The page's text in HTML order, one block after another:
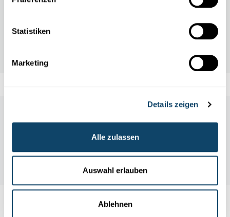
Statistiken
Marketing
Details zeigen
Alle zulassen
Auswahl erlauben
Ablehnen
die eigentlich gut?
FNR
Labore und Firmen besichtigen
Alle Events